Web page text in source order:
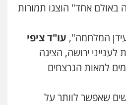
אחד" הוצגו תמורות
המלחמה", עו"ד ציפי
ירושה, הציגה
למאות הנרצחים
שאפשר לוותר על